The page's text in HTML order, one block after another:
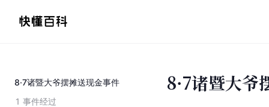
8·7诸暨大爷摆摊送现金事件
1 事件经过
8·7诸暨大爷